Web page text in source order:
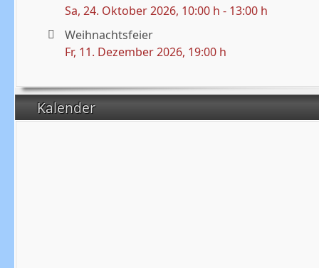
Sa, 24. Oktober 2026, 10:00 h - 13:00 h
Weihnachtsfeier
Fr, 11. Dezember 2026, 19:00 h
Kalender